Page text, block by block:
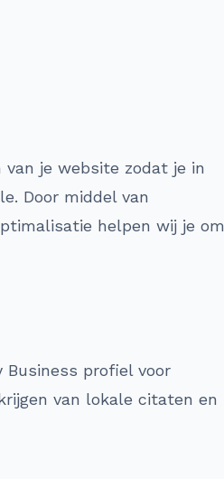
je website zodat je in
Door middel van
helpen wij je om
Business profiel voor
van lokale citaten en